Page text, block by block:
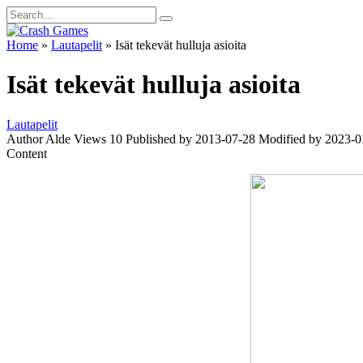
Skip
to
content
Search
for:
Home » Lautapelit » Isät tekevät hulluja asioita
Isät tekevät hulluja asioita
Lautapelit
Author Alde Views 10 Published by 2013-07-28 Modified by 2023-
Content